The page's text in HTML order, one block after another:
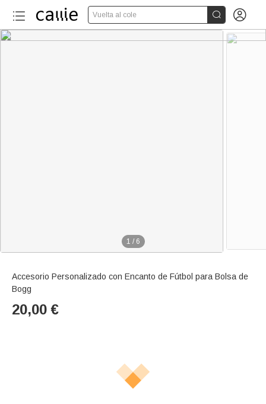
Vuelta al cole  
1 / 6
Accesorio Personalizado con Encanto de Fútbol para Bolsa de
Bogg
20,00 €